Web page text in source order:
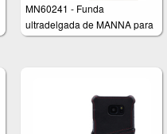
MN60241 - Funda
ultradelgada de MANNA para
Samsung Galaxy S7